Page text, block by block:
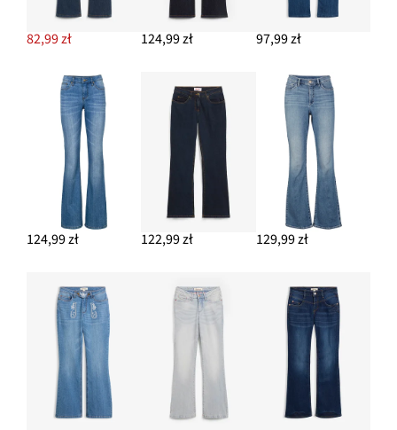
97,99 zł
82,99 zł 124,99 zł 97,99 zł
124,99 zł 122,99 zł 129,99 zł